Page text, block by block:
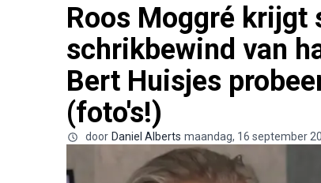
Roos Moggré krijgt
schrikbewind van
Bert Huisjes
(foto's!)
door Daniel Alberts maandag, 16 september